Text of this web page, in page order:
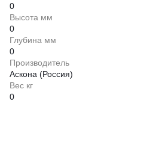
0
Высота мм
0
Глубина мм
0
Производитель
Аскона (Россия)
Вес кг
0